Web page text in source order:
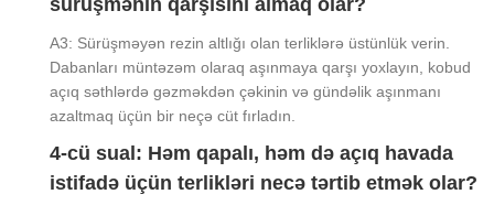
A3: Sürüşməyən rezin altlığı olan terliklərə üstünlük verin.
Dabanları müntəzəm olaraq aşınmaya qarşı yoxlayın, kobud
açıq səthlərdə gəzməkdən çəkinin və gündəlik aşınmanı
azaltmaq üçün bir neçə cüt fırladın.
4-cü sual: Həm qapalı, həm də açıq havada
istifadə üçün terlikləri necə tərtib etmək olar?